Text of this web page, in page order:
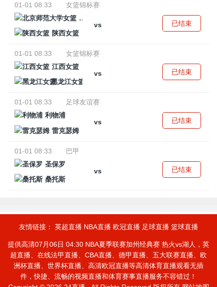
01-01 08:33
女篮锦标赛
北京师范大学女篮
vs
陕西女篮
已结束
01-01 08:33
女篮锦标赛
江西女篮
vs
黑龙江女篮
已结束
01-01 08:33
足球友谊赛
利物浦
vs
雷克瑟姆
已结束
01-01 08:33
巴甲
圣保罗
vs
桑托斯
已结束
友情链接： 英超直播 NBA直播 欧冠直播 足球直播 篮球直播
提供高清07月06日 04:30 NBA夏季联赛加州经典赛 热火vs湖人，英
超直播、在线法甲直播、CBA直播、德甲直播、五大联赛直播、欧
洲杯直播、世界杯直播、高清欧冠直播等高清体育直播观看无插
件，快捷、流畅的视频直播和体育赛事直播服务不容错过！